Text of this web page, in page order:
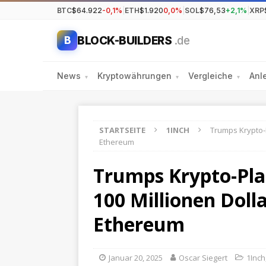
BTC$64.922-0,1% ETH$1.9200,0% SOL$76,53+2,1% XRP
B BLOCK-BUILDERS .de
News ▾ Kryptowährungen ▾ Vergleiche ▾
STARTSEITE 1INCH
Trumps
Ethereum
Trumps Krypto-
100 Millionen
Ethereum
Januar 20, 2025 Oscar Siegert 1Inch